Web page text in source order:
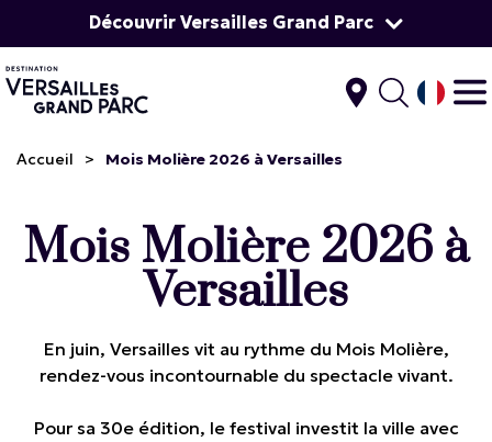
Découvrir Versailles Grand Parc
Accueil > Mois Molière 2026 à Versailles
Mois Molière 2026 à
Versailles
En juin, Versailles vit au rythme du Mois Molière,
rendez-vous incontournable du spectacle vivant.
Pour sa 30e édition, le festival investit la ville avec